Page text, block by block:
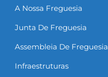
A Nossa Freguesia
Junta De Freguesia
Assembleia De Freguesia
Infraestruturas